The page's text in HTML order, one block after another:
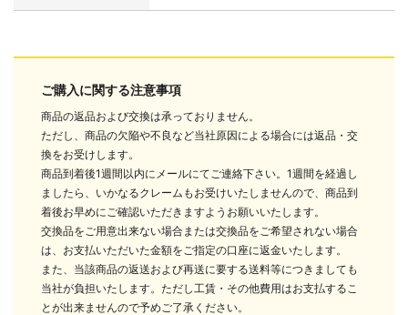
ご購入に関する注意事項
商品の返品および交換は承っておりません。
ただし、商品の欠陥や不良など当社原因による場合には返品・交
換をお受けします。
商品到着後1週間以内にメールにてご連絡下さい。1週間を経過し
ましたら、いかなるクレームもお受けいたしませんので、商品到
着後お早めにご確認いただきますようお願いいたします。
交換品をご用意出来ない場合または交換品をご希望されない場合
は、お支払いただいた金額をご指定の口座に返金いたします。
また、当該商品の返送および再送に要する送料等につきましても
当社が負担いたします。ただし工賃・その他費用はお支払するこ
とが出来ませんので予めご了承ください。